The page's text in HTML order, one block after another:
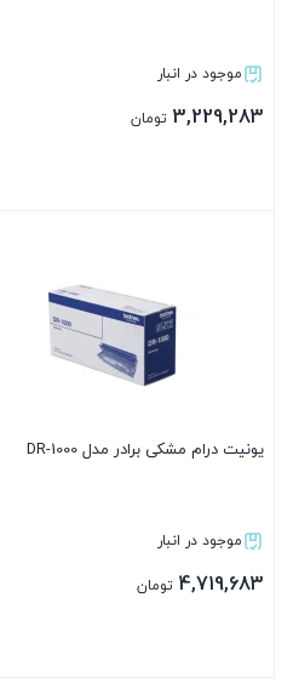
موجود در انبار
3,229,283 تومان
یونیت درام مشکی برادر مدل DR-1000
موجود در انبار
4,719,683 تومان